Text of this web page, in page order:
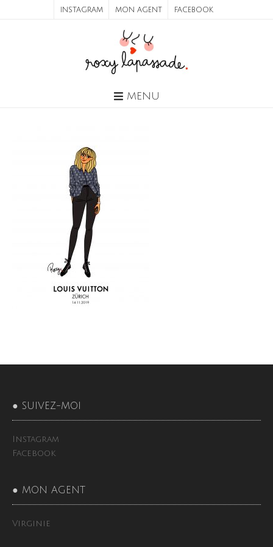
INSTAGRAM MON AGENT FACEBOOK
MENU
● SUIVEZ-MOI
Instagram
Facebook
● MON AGENT
Virginie